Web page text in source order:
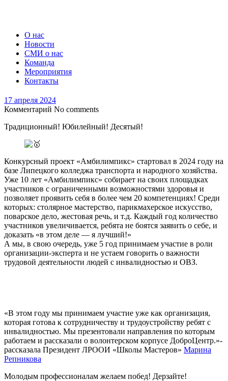
О нас
Новости
СМИ о нас
Команда
Мероприятия
Контакты
17 апреля 2024
Комментарий No comments
Традиционный! Юбилейный! Десятый!
Конкурсный проект «Амбилимпикс» стартовал в 2024 году на
базе Липецкого колледжа транспорта и народного хозяйства.
Уже 10 лет «Амбилимпикс» собирает на своих площадках
участников с ограниченными возможностями здоровья и
позволяет проявить себя в более чем 20 компетенциях! Среди
которых: столярное мастерство, парикмахерское искусство,
поварское дело, жестовая речь, и т.д. Каждый год количество
участников увеличивается, ребята не боятся заявить о себе, и
доказать «в этом деле — я лучший!»
А мы, в свою очередь, уже 5 год принимаем участие в роли
организации-эксперта и не устаем говорить о важности
трудовой деятельности людей с инвалидностью и ОВЗ.
«В этом году мы принимаем участие уже как организация,
которая готова к сотрудничеству и трудоустройству ребят с
инвалидностью. Мы презентовали направления по которым
работаем и рассказали о волонтерском корпусе ДоброЦентр.»-
рассказала Президент ЛРООИ «Школы Мастеров» Марина
Репникова
Молодым профессионалам желаем побед! Дерзайте!